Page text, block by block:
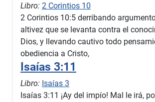
Libro: 2 Corintios 10
2 Corintios 10:5 derribando
altivez que se levanta contra el
Dios, y llevando cautivo todo
obediencia a Cristo,
Isaías 3:11
Libro: Isaías 3
Isaías 3:11 ¡Ay del impío! Mal le irá,